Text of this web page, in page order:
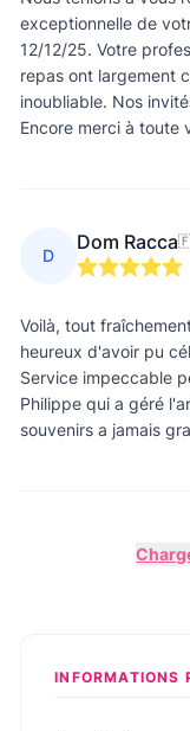
exceptionnelle de
12/12/25. Votre
repas ont largement
inoubliable. Nos
Encore merci à toute
D
Dom Racca
Voilà, tout
heureux d'avoir pu
Service impeccable
Philippe qui a géré
souvenirs a jamais
INFORMATIONS